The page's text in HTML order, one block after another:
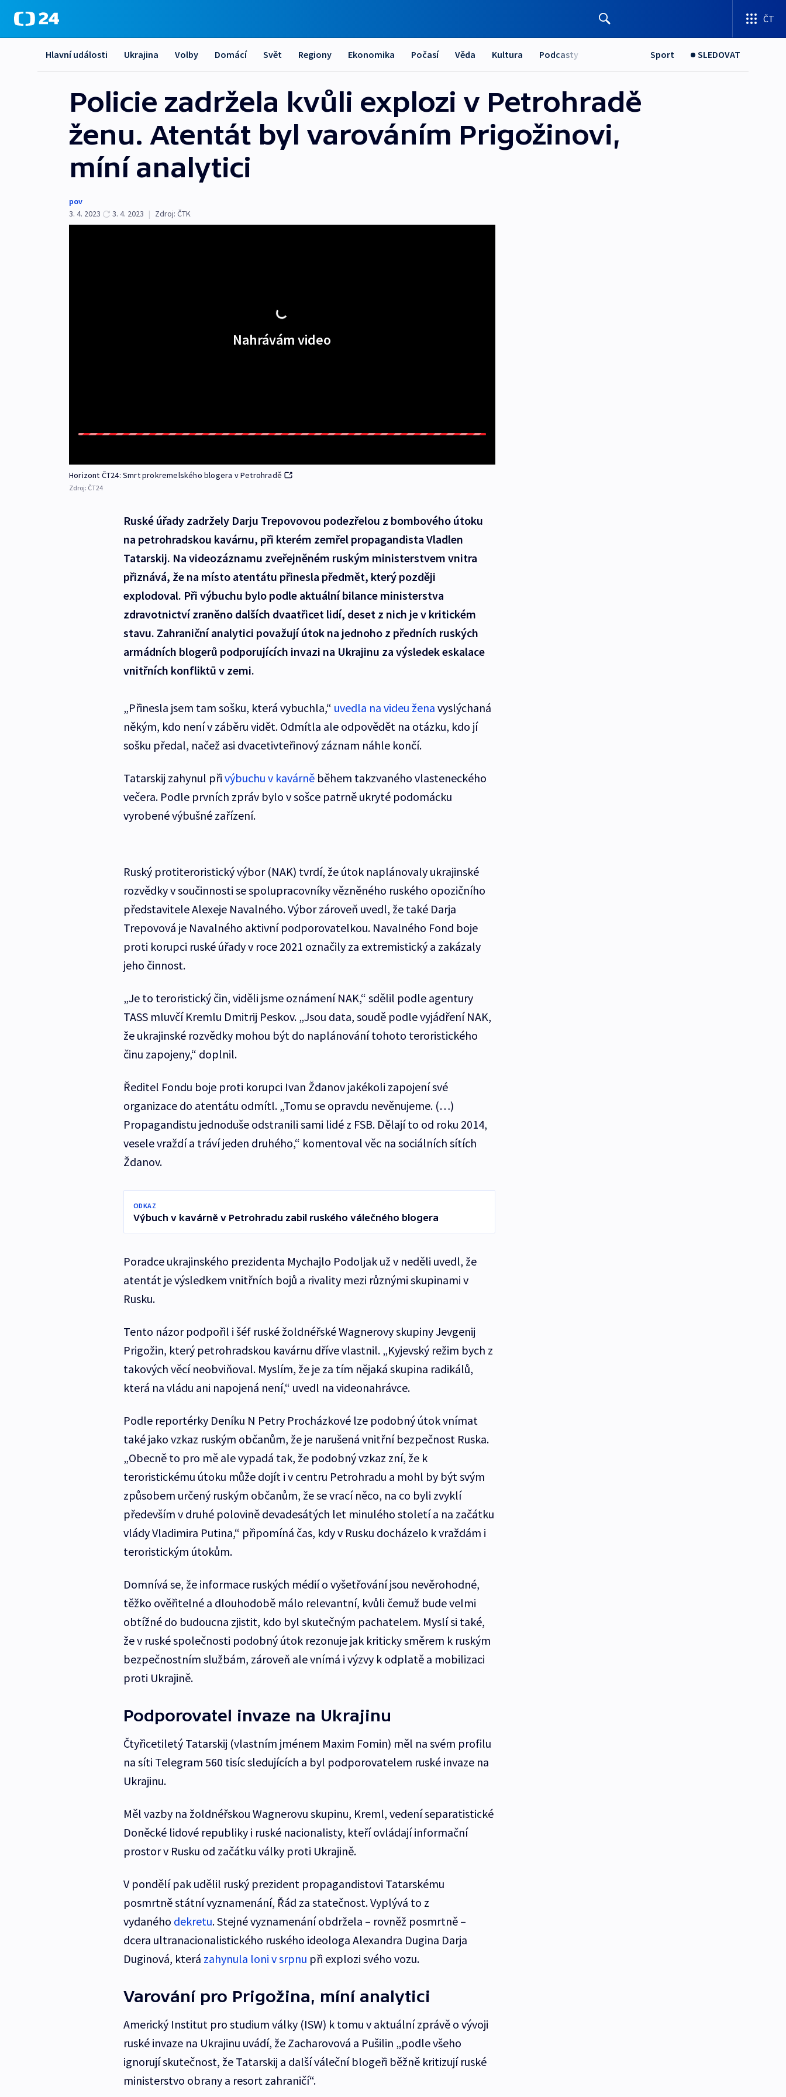
ČT
Hlavní události Ukrajina Volby Domácí Svět Regiony Ekonomika Počasí Věda Kultura Podcasty Sport SLEDOVAT
Policie zadržela kvůli explozi v Petrohradě
ženu. Atentát byl varováním Prigožinovi,
míní analytici
pov
3. 4. 2023
3. 4. 2023 | Zdroj: ČTK
Nahrávám video
Horizont ČT24: Smrt prokremelského blogera v Petrohradě
Zdroj: ČT24
Ruské úřady zadržely Darju Trepovovou podezřelou z bombového útoku
na petrohradskou kavárnu, při kterém zemřel propagandista Vladlen
Tatarskij. Na videozáznamu zveřejněném ruským ministerstvem vnitra
přiznává, že na místo atentátu přinesla předmět, který později
explodoval. Při výbuchu bylo podle aktuální bilance ministerstva
zdravotnictví zraněno dalších dvaatřicet lidí, deset z nich je v kritickém
stavu. Zahraniční analytici považují útok na jednoho z předních ruských
armádních blogerů podporujících invazi na Ukrajinu za výsledek eskalace
vnitřních konfliktů v zemi.
„Přinesla jsem tam sošku, která vybuchla,“ uvedla na videu žena vyslýchaná
někým, kdo není v záběru vidět. Odmítla ale odpovědět na otázku, kdo jí
sošku předal, načež asi dvacetivteřinový záznam náhle končí.
Tatarskij zahynul při výbuchu v kavárněběhem takzvaného vlasteneckého
večera. Podle prvních zpráv bylo v sošce patrně ukryté podomácku
vyrobené výbušné zařízení.
Ruský protiteroristický výbor (NAK) tvrdí, že útok naplánovaly ukrajinské
rozvědky v součinnosti se spolupracovníky vězněného ruského opozičního
představitele Alexeje Navalného. Výbor zároveň uvedl, že také Darja
Trepovová je Navalného aktivní podporovatelkou. Navalného Fond boje
proti korupci ruské úřady v roce 2021 označily za extremistický a zakázaly
jeho činnost.
„Je to teroristický čin, viděli jsme oznámení NAK,“ sdělil podle agentury
TASS mluvčí Kremlu Dmitrij Peskov. „Jsou data, soudě podle vyjádření NAK,
že ukrajinské rozvědky mohou být do naplánování tohoto teroristického
činu zapojeny,“ doplnil.
Ředitel Fondu boje proti korupci Ivan Ždanov jakékoli zapojení své
organizace do atentátu odmítl. „Tomu se opravdu nevěnujeme. (…)
Propagandistu jednoduše odstranili sami lidé z FSB. Dělají to od roku 2014,
vesele vraždí a tráví jeden druhého,“ komentoval věc na sociálních sítích
Ždanov.
ODKAZ
Výbuch v kavárně v Petrohradu zabil ruského válečného blogera
Poradce ukrajinského prezidenta Mychajlo Podoljak už v neděli uvedl, že
atentát je výsledkem vnitřních bojů a rivality mezi různými skupinami v
Rusku.
Tento názor podpořil i šéf ruské žoldnéřské Wagnerovy skupiny Jevgenij
Prigožin, který petrohradskou kavárnu dříve vlastnil. „Kyjevský režim bych z
takových věcí neobviňoval. Myslím, že je za tím nějaká skupina radikálů,
která na vládu ani napojená není,“ uvedl na videonahrávce.
Podle reportérky Deníku N Petry Procházkové lze podobný útok vnímat
také jako vzkaz ruským občanům, že je narušená vnitřní bezpečnost Ruska.
„Obecně to pro mě ale vypadá tak, že podobný vzkaz zní, že k
teroristickému útoku může dojít i v centru Petrohradu a mohl by být svým
způsobem určený ruským občanům, že se vrací něco, na co byli zvyklí
především v druhé polovině devadesátých let minulého století a na začátku
vlády Vladimira Putina,“ připomíná čas, kdy v Rusku docházelo k vraždám i
teroristickým útokům.
Domnívá se, že informace ruských médií o vyšetřování jsou nevěrohodné,
těžko ověřitelné a dlouhodobě málo relevantní, kvůli čemuž bude velmi
obtížné do budoucna zjistit, kdo byl skutečným pachatelem. Myslí si také,
že v ruské společnosti podobný útok rezonuje jak kriticky směrem k ruským
bezpečnostním službám, zároveň ale vnímá i výzvy k odplatě a mobilizaci
proti Ukrajině.
Podporovatel invaze na Ukrajinu
Čtyřicetiletý Tatarskij (vlastním jménem Maxim Fomin) měl na svém profilu
na síti Telegram 560 tisíc sledujících a byl podporovatelem ruské invaze na
Ukrajinu.
Měl vazby na žoldnéřskou Wagnerovu skupinu, Kreml, vedení separatistické
Doněcké lidové republiky i ruské nacionalisty, kteří ovládají informační
prostor v Rusku od začátku války proti Ukrajině.
V pondělí pak udělil ruský prezident propagandistovi Tatarskému
posmrtně státní vyznamenání, Řád za statečnost. Vyplývá to z
vydaného dekretu. Stejné vyznamenání obdržela – rovněž posmrtně –
dcera ultranacionalistického ruského ideologa Alexandra Dugina Darja
Duginová, která zahynula loni v srpnu při explozi svého vozu.
Varování pro Prigožina, míní analytici
Americký Institut pro studium války (ISW) k tomu v aktuální zprávě o vývoji
ruské invaze na Ukrajinu uvádí, že Zacharovová a Pušilin „podle všeho
ignorují skutečnost, že Tatarskij a další váleční blogeři běžně kritizují ruské
ministerstvo obrany a resort zahraničí“.